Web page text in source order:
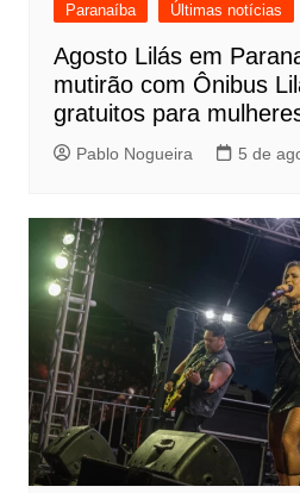
Paranaíba Últimas notícias
Agosto Lilás em
mutirão com Ônibus
gratuitos para
Pablo Nogueira 5 de